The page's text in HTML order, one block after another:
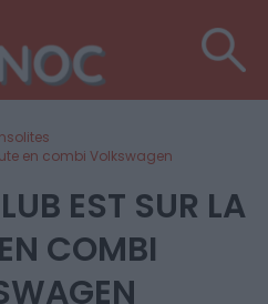
en combi Volkswagen
EST SUR LA
COMBI